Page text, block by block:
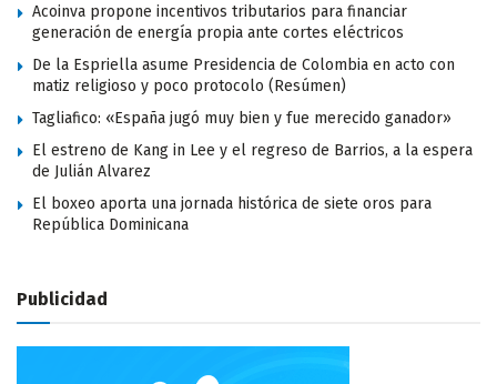
Acoinva propone incentivos tributarios para financiar
generación de energía propia ante cortes eléctricos
De la Espriella asume Presidencia de Colombia en acto con
matiz religioso y poco protocolo (Resúmen)
Tagliafico: «España jugó muy bien y fue merecido ganador»
El estreno de Kang in Lee y el regreso de Barrios, a la espera
de Julián Alvarez
El boxeo aporta una jornada histórica de siete oros para
República Dominicana
Publicidad